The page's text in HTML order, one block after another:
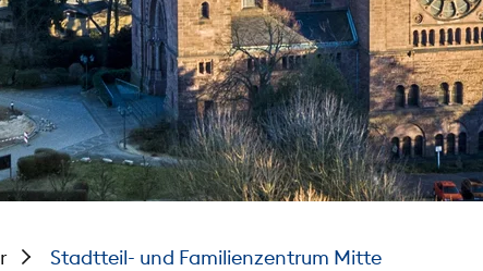
Stadtteil- und Familienzentrum Mitte